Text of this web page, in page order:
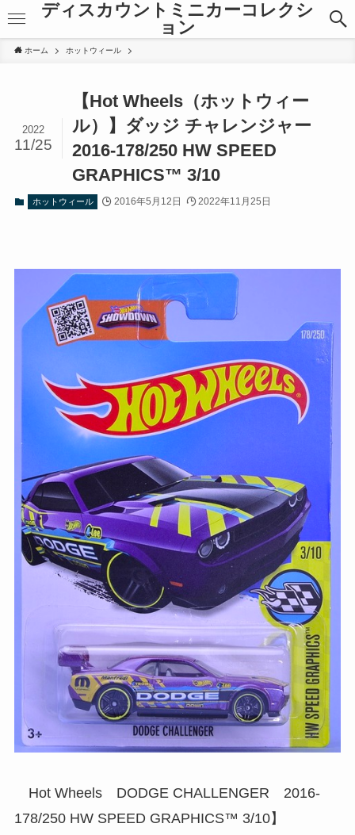
ディスカウントミニカーコレクシ
ョン
ホーム ホットウィール
【Hot Wheels（ホットウィー
ル）】ダッジ チャレンジャー
2016-178/250 HW SPEED
GRAPHICS™ 3/10
2022
11/25
ホットウィール 2016年5月12日 2022年11月25日
Hot Wheels DODGE CHALLENGER 2016-
178/250 HW SPEED GRAPHICS™ 3/10】